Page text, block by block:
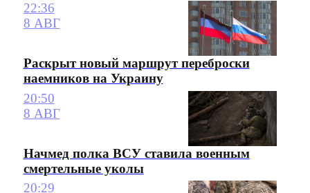
22:36
8 АВГ
Раскрыт новый маршрут переброски
наемников на Украину
20:50
8 АВГ
Начмед полка ВСУ ставила военным
смертельные уколы
20:29